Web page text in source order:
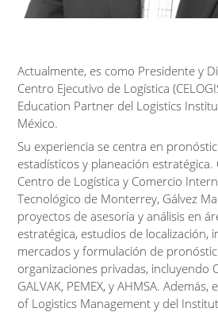
Actualmente, es como Presidente y
Centro Ejecutivo de Logística
Education Partner del Logistics
México.
Su experiencia se centra en
estadísticos y planeación
Centro de Logística y Comercio
Tecnológico de Monterrey, Gálvez
proyectos de asesoría y análisis en
estratégica, estudios de localización,
mercados y formulación de
organizaciones privadas, incluyendo
GALVAK, PEMEX, y AHMSA.
of Logistics Management y del